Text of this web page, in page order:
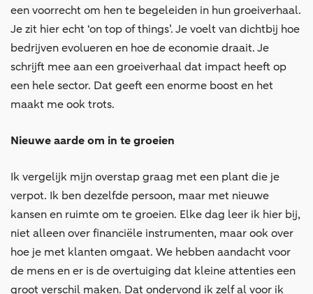
een voorrecht om hen te begeleiden in hun groeiverhaal.
Je zit hier echt ‘on top of things’. Je voelt van dichtbij hoe
bedrijven evolueren en hoe de economie draait. Je
schrijft mee aan een groeiverhaal dat impact heeft op
een hele sector. Dat geeft een enorme boost en het
maakt me ook trots.
Nieuwe aarde om in te groeien
Ik vergelijk mijn overstap graag met een plant die je
verpot. Ik ben dezelfde persoon, maar met nieuwe
kansen en ruimte om te groeien. Elke dag leer ik hier bij,
niet alleen over financiële instrumenten, maar ook over
hoe je met klanten omgaat. We hebben aandacht voor
de mens en er is de overtuiging dat kleine attenties een
groot verschil maken. Dat ondervond ik zelf al voor ik